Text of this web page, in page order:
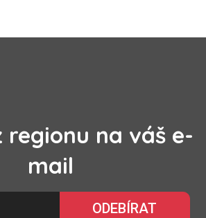
regionu na váš e-
mail
ODEBÍRAT